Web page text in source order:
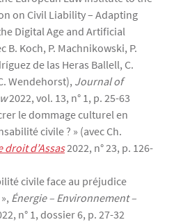
on Civil Liability – Adapting
Digital Age and Artificial
B. Koch, P. Machnikowski, P.
de las Heras Ballell, C.
Wendehorst), Journal of
2022, vol. 13, n° 1, p. 25-63
le dommage culturel en
civile ? » (avec Ch.
droit d’Assas2022, n° 23, p. 126-
civile face au préjudice
Énergie – Environnement –
n° 1, dossier 6, p. 27-32